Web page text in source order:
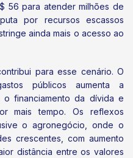
56 para atender milhões de
por recursos escassos
ainda mais o acesso ao
para esse cenário. O
públicos aumenta a
financiamento da dívida e
mais tempo. Os reflexos
o agronegócio, onde o
crescentes, com aumento
distância entre os valores